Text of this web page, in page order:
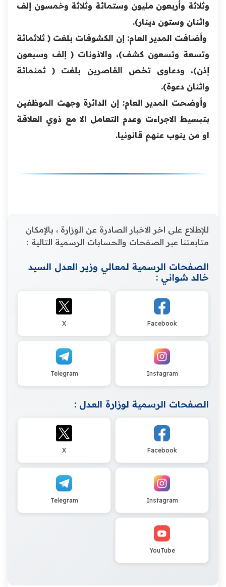
وثلاثة وأربعون مليون وستمائة وثلاثة وخمسون إلف
واثنان وستون دينار).
وأضافت المدير العام: إن الكشوفات بلغت ( ثلاثمائة
وتسعة وتسعون كشف)، والاذونات ( إلف وسبعون
إذن)، ودعاوى تخص القاصرين بلغت ( ثمنمائة
واثنان دعوة).
وأوضحت المدير العام: إن الدائرة وجهت الموظفين
بتبسيط الاجراءت وعدم التعامل الا مع ذوي العلاقة
او من ينوب عنهم قانونيا.
للإطلاع على اخر الاخبار الصادرة عن الوزارة ، بالإمكان
متابعتنا عبر الصفحات والحسابات الرسمية التالية :
الصفحات الرسمية لمعالي وزير العدل السيد
خالد شواني :
Facebook
X
Instagram
Telegram
الصفحات الرسمية لوزارة العدل :
Facebook
X
Instagram
Telegram
YouTube